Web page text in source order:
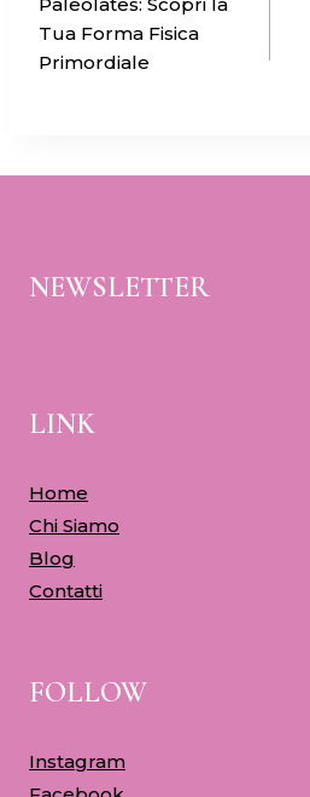
Tua Forma Fisica
Primordiale
NEWSLETTER
LINK
Home
Chi Siamo
Blog
Contatti
FOLLOW
Instagram